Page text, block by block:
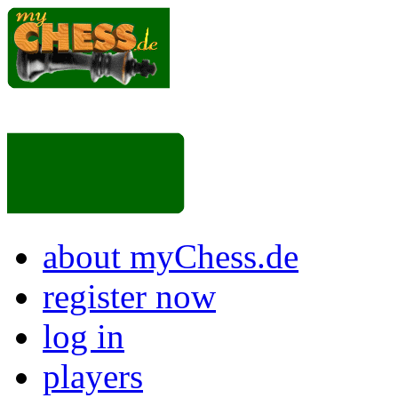
about myChess.de
register now
log in
players